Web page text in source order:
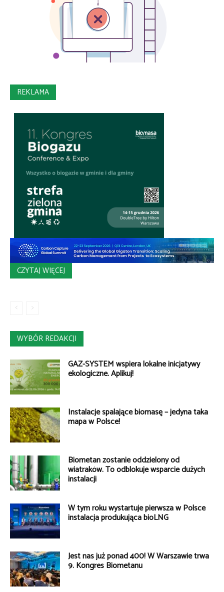
REKLAMA
CZYTAJ WIĘCEJ
WYBÓR REDAKCJI
GAZ-SYSTEM wspiera lokalne inicjatywy
ekologiczne. Aplikuj!
Instalacje spalające biomasę – jedyna taka
mapa w Polsce!
Biometan zostanie oddzielony od
wiatraków. To odblokuje wsparcie dużych
instalacji
W tym roku wystartuje pierwsza w Polsce
instalacja produkująca bioLNG
Jest nas już ponad 400! W Warszawie trwa
9. Kongres Biometanu